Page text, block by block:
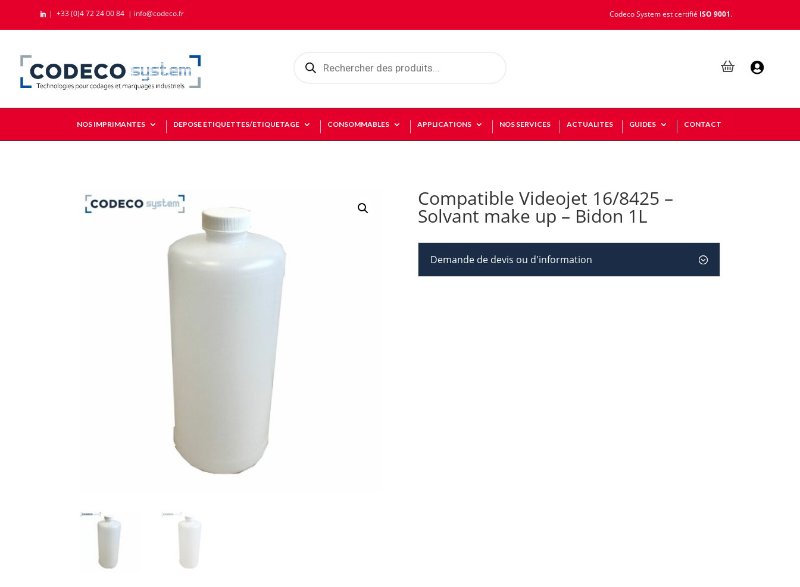
 | +33 (0)4 72 24 00 84 | info@codeco.fr Codeco System est certifié ISO 9001.
produits 
NOS IMPRIMANTES DEPOSE ETIQUETTES/ETIQUETAGE CONSOMMABLES APPLICATIONS NOS SERVICES ACTUALITES GUIDES CONTACT
Compatible Videojet 16/8425 –
Solvant make up – Bidon 1L
Demande de devis ou d'information